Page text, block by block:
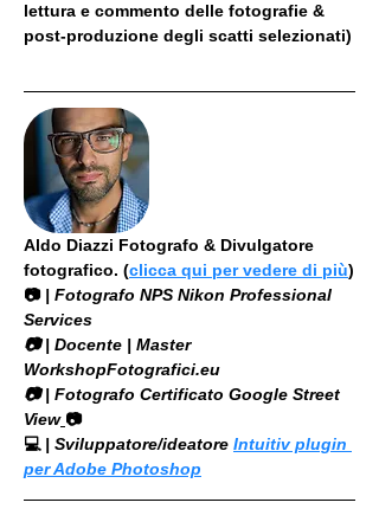
lettura e commento delle fotografie &
post-produzione degli scatti selezionati)
Aldo Diazzi Fotografo & Divulgatore
fotografico. (clicca qui per vedere di più)
📷 | Fotografo NPS Nikon Professional
Services
​📷 | Docente | Master
WorkshopFotografici.eu
📷 | Fotografo Certificato Google Street
View 📷
💻 | Sviluppatore/ideatore Intuitiv plugin
per Adobe Photoshop